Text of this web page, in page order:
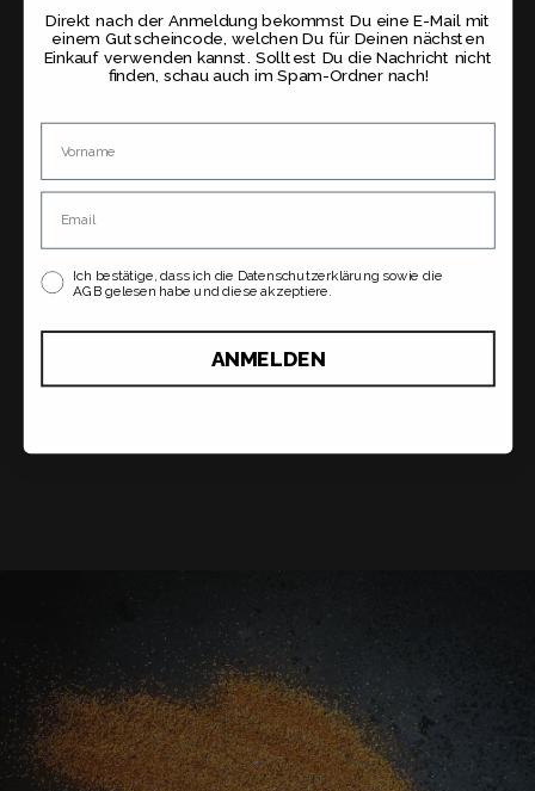
Direkt nach der Anmeldung bekommst Du eine E-Mail mit
einem Gutscheincode, welchen Du für Deinen nächsten
Einkauf verwenden kannst. Solltest Du die Nachricht nicht
finden, schau auch im Spam-Ordner nach!
Name
Email
Ich bestätige, dass ich die Datenschutzerklärung sowie die
AGB gelesen habe und diese akzeptiere.
ANMELDEN